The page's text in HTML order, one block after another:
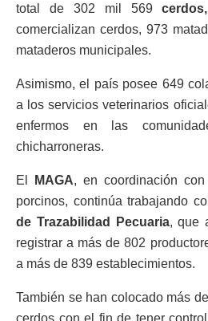
total de 302 mil 569cerdos,
comercializan cerdos, 973
mataderos municipales.
Asimismo, el país posee 649
a los servicios veterinarios
enfermos en las
chicharroneras.
El MAGA, en coordinación
porcinos, continúa trabajando
de Trazabilidad Pecuaria, que
registrar a más de 802
a más de 839 establecimientos.
También se han colocado más
cerdos con el fin de tener